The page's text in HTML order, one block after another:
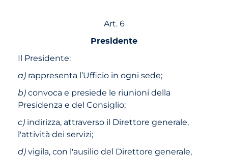
Art. 6
Presidente
Il Presidente:
a) rappresenta l’Ufficio in ogni sede;
b)convoca e presiede le riunioni della
Presidenza e del Consiglio;
c) indirizza, attraverso il Direttore generale,
l'attività dei servizi;
d)vigila, con l'ausilio del Direttore generale,